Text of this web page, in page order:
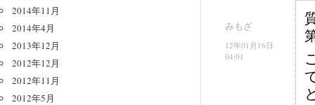
みもざ
12年01月16日
04:01
2014年11月
2014年4月
2013年12月
2012年12月
2012年11月
2012年5月